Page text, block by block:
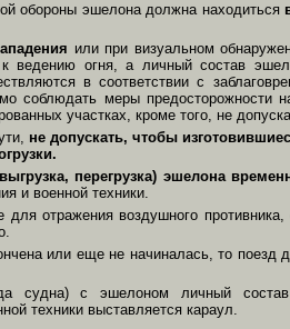
обороны эшелона должна на­ходиться
или при визуальном
ведению огня, а личный состав
в соответствии с
соблюдать меры предосторожности
участках, кроме того, не
не до­пускать, чтобы
перегрузка) эшелона
и военной техники.
от­ражения воздушного
или еще не начиналась, то поезд
судна) с эшело­ном личный
техники выстав­ляется караул.